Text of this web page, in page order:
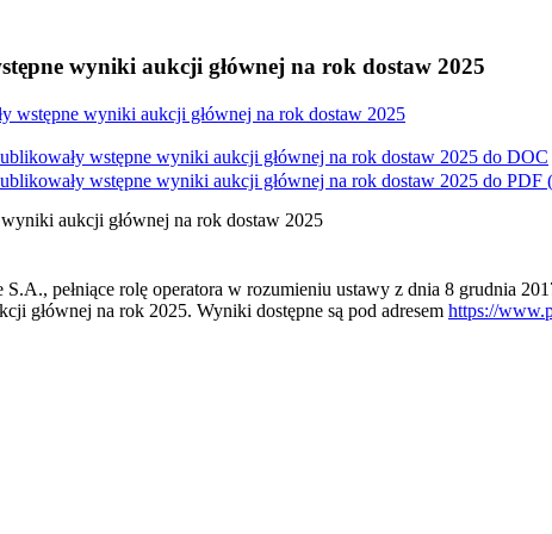
wyniki aukcji głównej na rok dostaw 2025
wstępne wyniki aukcji głównej na rok dostaw 2025
wstępne wyniki aukcji głównej na rok dostaw 2025 do DOC
wstępne wyniki aukcji głównej na rok dostaw 2025 do PDF
aukcji głównej na rok dostaw 2025
pełniące rolę operatora w rozumieniu ustawy z dnia 8 grudnia
głównej na rok 2025. Wyniki dostępne są pod adresem https://